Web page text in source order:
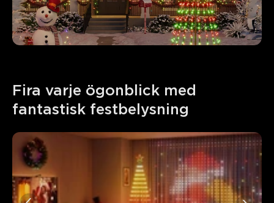
Fira varje ögonblick med
fantastisk festbelysning